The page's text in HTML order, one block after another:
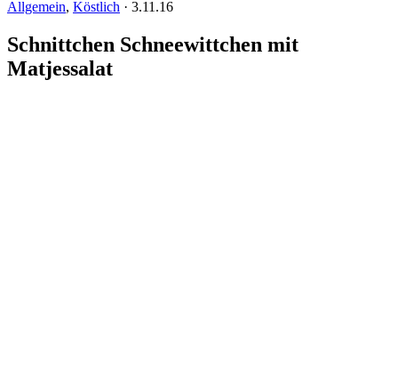
Allgemein, Köstlich · 3.11.16
Schnittchen Schneewittchen mit
Matjessalat